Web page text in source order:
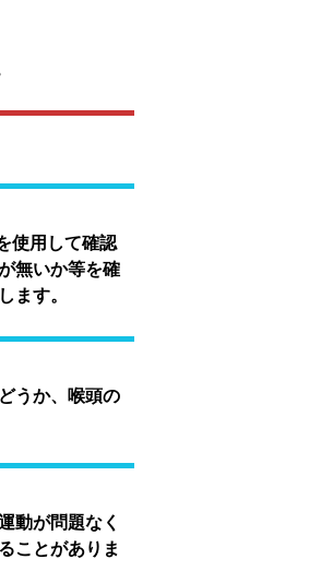
使用して確認
無いか等を確
ます。
うか、喉頭の
動が問題なく
ことがありま